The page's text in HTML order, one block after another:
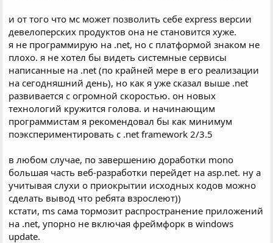
и от того что мс может позволить себе express версии
девелоперских продуктов она не становится хуже.
я не программирую на .net, но с платформой знаком не
плохо. я не хотел бы видеть системные сервисы
написанные на .net (по крайней мере в его реализации
на сегодняшний день), но как я уже сказал выше .net
развивается с огромной скоростью. он новых
технологий кружится голова. и начинающим
программистам я рекомендовал бы как минимум
поэкспериментировать с .net framework 2/3.5
в любом случае, по завершению доработки mono
большая часть веб-разработки перейдет на asp.net. ну а
учитывая слухи о приокрытии исходных кодов можно
сделать вывод что ребята взрослеют))
кстати, ms сама тормозит распространение приложений
на .net, упорно не включая фреймфорк в windows
update.